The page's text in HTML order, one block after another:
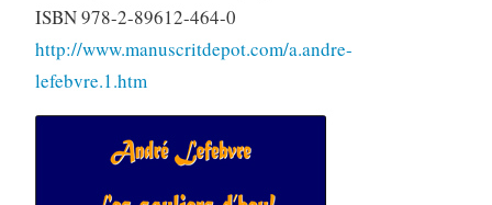
ISBN 978-2-89612-464-0
http://www.manuscritdepot.com/a.andre-
lefebvre.1.htm